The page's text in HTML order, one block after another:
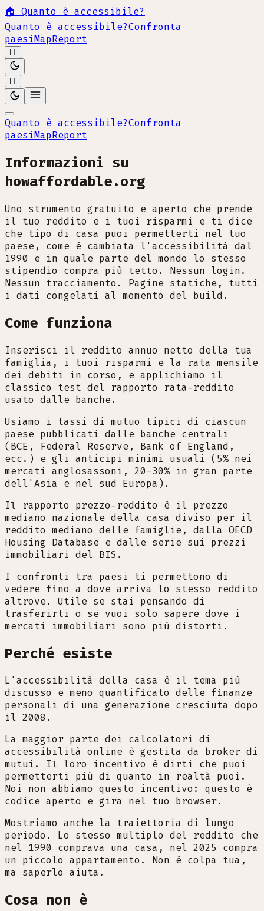
🏠 Quanto è accessibile?
Quanto è accessibile?Confronta
paesiMapReport
IT
IT
Quanto è accessibile?Confronta
paesiMapReport
Informazioni su
howaffordable.org
Uno strumento gratuito e aperto che prende
il tuo reddito e i tuoi risparmi e ti dice
che tipo di casa puoi permetterti nel tuo
paese, come è cambiata l'accessibilità dal
1990 e in quale parte del mondo lo stesso
stipendio compra più tetto. Nessun login.
Nessun tracciamento. Pagine statiche, tutti
i dati congelati al momento del build.
Come funziona
Inserisci il reddito annuo netto della tua
famiglia, i tuoi risparmi e la rata mensile
dei debiti in corso, e applichiamo il
classico test del rapporto rata-reddito
usato dalle banche.
Usiamo i tassi di mutuo tipici di ciascun
paese pubblicati dalle banche centrali
(BCE, Federal Reserve, Bank of England,
ecc.) e gli anticipi minimi usuali (5% nei
mercati anglosassoni, 20-30% in gran parte
dell'Asia e nel sud Europa).
Il rapporto prezzo-reddito è il prezzo
mediano nazionale della casa diviso per il
reddito mediano delle famiglie, dalla OECD
Housing Database e dalle serie sui prezzi
immobiliari del BIS.
I confronti tra paesi ti permettono di
vedere fino a dove arriva lo stesso reddito
altrove. Utile se stai pensando di
trasferirti o se vuoi solo sapere dove i
mercati immobiliari sono più distorti.
Perché esiste
L'accessibilità della casa è il tema più
discusso e meno quantificato delle finanze
personali di una generazione cresciuta dopo
il 2008.
La maggior parte dei calcolatori di
accessibilità online è gestita da broker di
mutui. Il loro incentivo è dirti che puoi
permetterti più di quanto in realtà puoi.
Noi non abbiamo questo incentivo: questo è
codice aperto e gira nel tuo browser.
Mostriamo anche la traiettoria di lungo
periodo. Lo stesso multiplo del reddito che
nel 1990 comprava una casa, nel 2025 compra
un piccolo appartamento. Non è colpa tua,
ma saperlo aiuta.
Cosa non è